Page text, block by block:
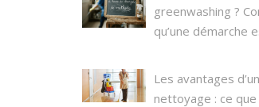
greenwashing ?
qu’une démarche
Les avantages
nettoyage : ce